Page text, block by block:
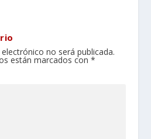
no será publicada.
están marcados con *